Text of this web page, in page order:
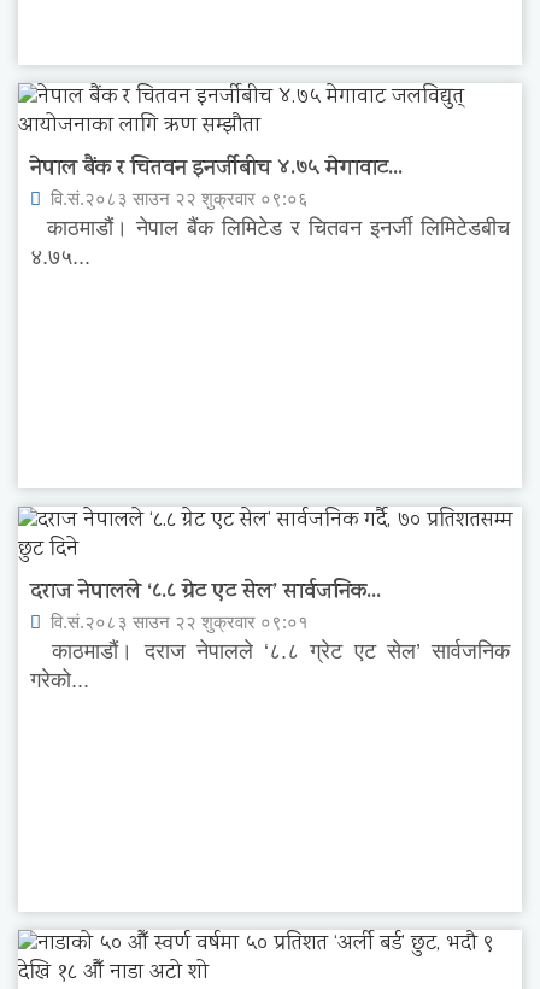
नेपाल बैंक र चितवन इनर्जीबीच ४.७५ मेगावाट...
वि.सं.२०८३ साउन २२ शुक्रवार ०९:०६
काठमाडौं। नेपाल बैंक लिमिटेड र चितवन इनर्जी लिमिटेडबीच
४.७५...
दराज नेपालले ‘८.८ ग्रेट एट सेल’ सार्वजनिक...
वि.सं.२०८३ साउन २२ शुक्रवार ०९:०१
काठमाडौं। दराज नेपालले ‘८.८ ग्रेट एट सेल’ सार्वजनिक
गरेको...